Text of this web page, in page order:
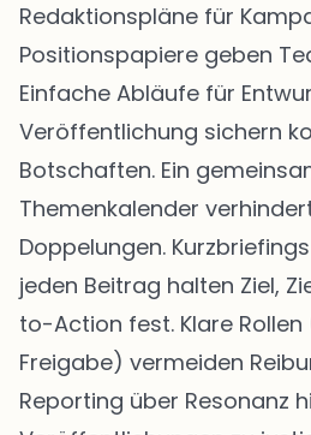
Redaktionspläne für
Positionspapiere geben
Einfache Abläufe für
Veröffentlichung sichern
Botschaften. Ein
Themenkalender
Doppelungen.
jeden Beitrag halten Ziel,
to-Action fest. Klare Rollen
Freigabe) vermeiden
Reporting über Resonanz